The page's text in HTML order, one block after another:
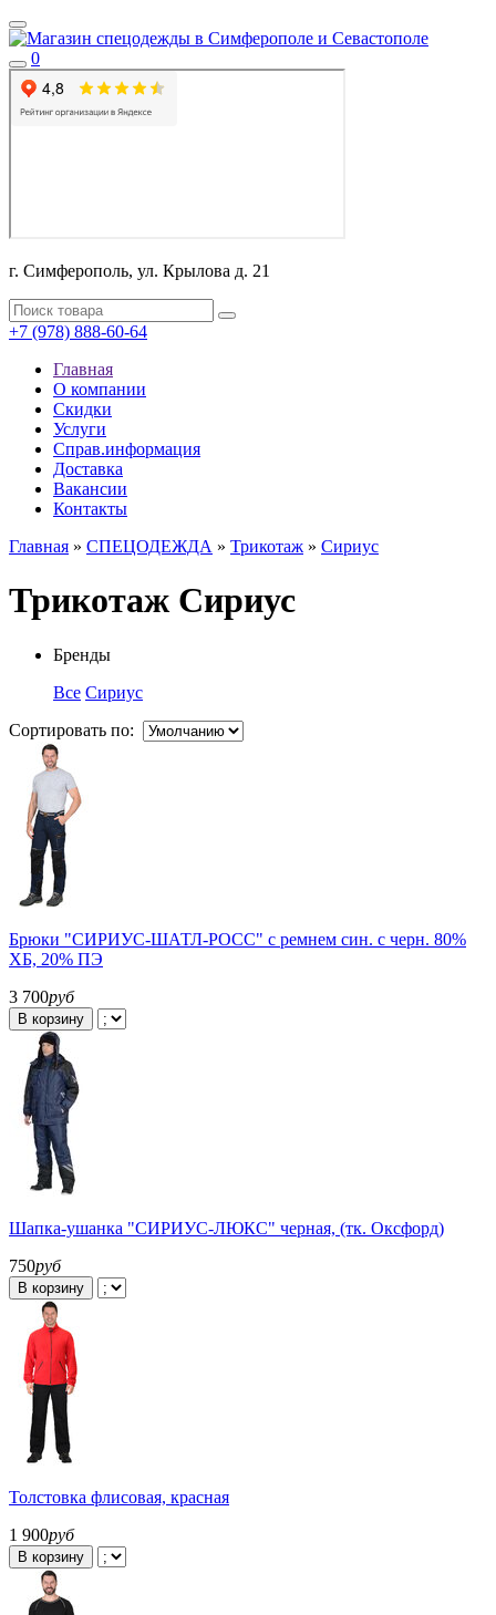
0
г. Симферополь, ул. Крылова д. 21
+7 (978) 888-60-64
Главная
О компании
Скидки
Услуги
Справ.информация
Доставка
Вакансии
Контакты
Главная » СПЕЦОДЕЖДА » Трикотаж » Сириус
Трикотаж Сириус
Бренды
Все Сириус
Сортировать по:
Брюки "СИРИУС-ШАТЛ-РОСС" с ремнем син. с черн. 80%
ХБ, 20% ПЭ
3 700руб
В корзину
Шапка-ушанка "СИРИУС-ЛЮКС" черная, (тк. Оксфорд)
750руб
В корзину
Толстовка флисовая, красная
1 900руб
В корзину